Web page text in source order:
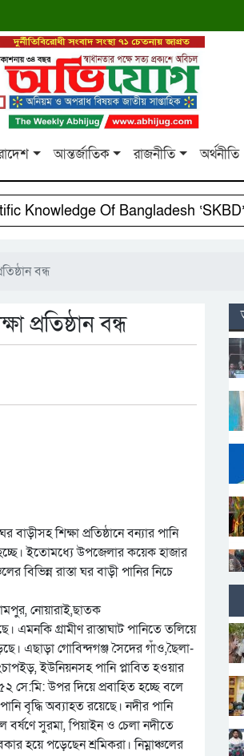
আন্তর্জাতিক রাজনীতি অর্থনীতি
Knowledge Of Bangladesh ‘SKBD’-
বন্ধ
প্রতিষ্ঠান বন্ধ
শিক্ষা প্রতিষ্ঠানে বন্যার পানি
ইতোমধ্যে উপজেলার কয়েক হাজার
বিভিন্ন রাস্তা ঘর বাড়ী পানির নিচে
নোয়ারাই,ছাতক
এমনকি গ্রামীণ রাস্তাঘাট পানিতেতলিয়ে
এছাড়া গোবিন্দগঞ্জ সৈদের গাঁও,ছৈলা-
ইউনিয়নসহ পানি প্লাবিত হওয়ার
সে:মি: উপর দিয়ে প্রবাহিত হচ্ছে বলে
বৃদ্ধি অব্যাহত রয়েছে। নদীর পানি
বর্ষণে সুরমা, পিয়াইন ও চেলা নদীতে
হয়ে পড়েছেন শ্রমিকরা। নিম্নাঞ্চলের